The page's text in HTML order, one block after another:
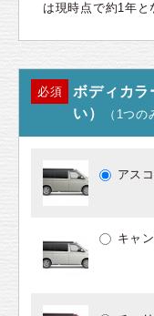
は現時点で約1年と
必須
ボディカラ
い）
（1つの
アス
キャ